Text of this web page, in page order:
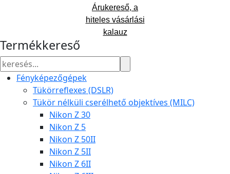
Árukereső, a
hiteles vásárlási
kalauz
Termékkereső
Fényképezőgépek
Tükörreflexes (DSLR)
Tükör nélküli cserélhető objektíves (MILC)
Nikon Z 30
Nikon Z 5
Nikon Z 50II
Nikon Z 5II
Nikon Z 6II